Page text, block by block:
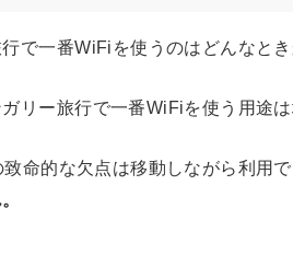
で一番WiFiを使うのはどんなとき
リー旅行で一番WiFiを使う用途
命的な欠点は移動しながら利用で